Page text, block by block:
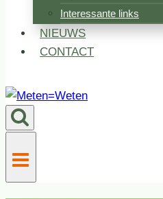
Interessante links
NIEUWS
CONTACT